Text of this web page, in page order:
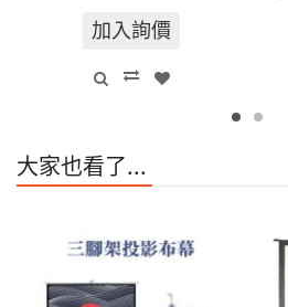
加入詢價
大家也看了...